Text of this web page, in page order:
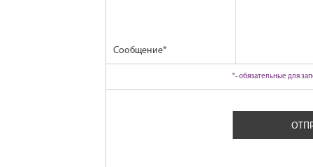
Сообщение*
*- обязательные для